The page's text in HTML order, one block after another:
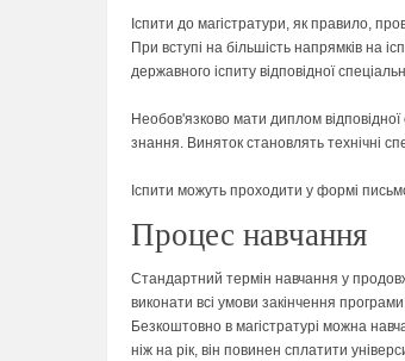
Іспити до магістратури, як правило,
При вступі на більшість напрямків на
державного іспиту відповідної
Необов'язково мати диплом відповідної
знання. Виняток становлять технічні
Іспити можуть проходити у формі
Процес навчання
Стандартний термін навчання у
виконати всі умови закінчення
Безкоштовно в магістратурі можна
ніж на рік, він повинен сплатити